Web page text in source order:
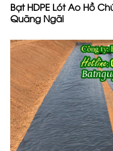
Bạt HDPE Lót Ao Hồ
Quãng Ngãi